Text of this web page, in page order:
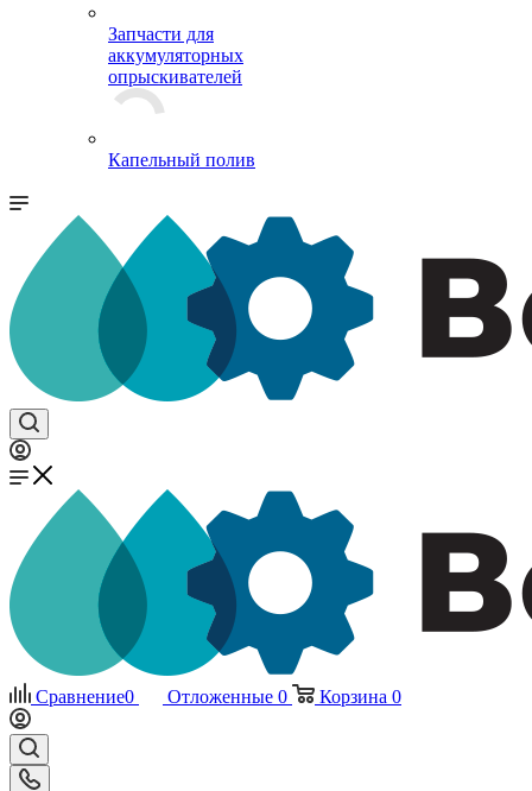
Запчасти для
аккумуляторных
опрыскивателей
Капельный полив
Сравнение0 Отложенные 0 Корзина 0